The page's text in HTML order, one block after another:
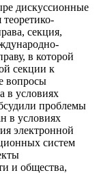
дискуссионные
секция,
в которой
секции к
вопросы
в условиях
проблемы
в условиях
электронной
систем
и общества,